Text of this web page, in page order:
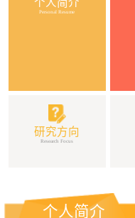
个人简介
Personal Resume
研究方向
Research Focus
个人简介